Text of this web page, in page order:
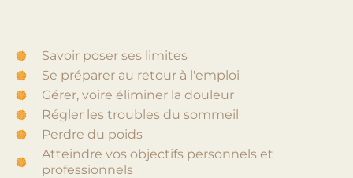
Savoir poser ses limites
Se préparer au retour à l'emploi
Gérer, voire éliminer la douleur
Régler les troubles du sommeil
Perdre du poids
Atteindre vos objectifs personnels et
professionnels